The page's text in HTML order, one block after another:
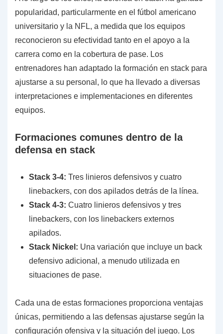
popularidad, particularmente en el fútbol americano
universitario y la NFL, a medida que los equipos
reconocieron su efectividad tanto en el apoyo a la
carrera como en la cobertura de pase. Los
entrenadores han adaptado la formación en stack para
ajustarse a su personal, lo que ha llevado a diversas
interpretaciones e implementaciones en diferentes
equipos.
Formaciones comunes dentro de la
defensa en stack
Stack 3-4: Tres linieros defensivos y cuatro
linebackers, con dos apilados detrás de la línea.
Stack 4-3: Cuatro linieros defensivos y tres
linebackers, con los linebackers externos
apilados.
Stack Nickel: Una variación que incluye un back
defensivo adicional, a menudo utilizada en
situaciones de pase.
Cada una de estas formaciones proporciona ventajas
únicas, permitiendo a las defensas ajustarse según la
configuración ofensiva y la situación del juego. Los